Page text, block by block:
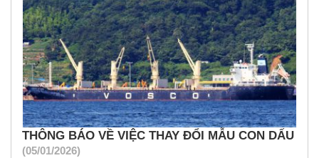
THÔNG BÁO VỀ VIỆC THAY ĐỔI MẪU CON DẤU
(05/01/2026)